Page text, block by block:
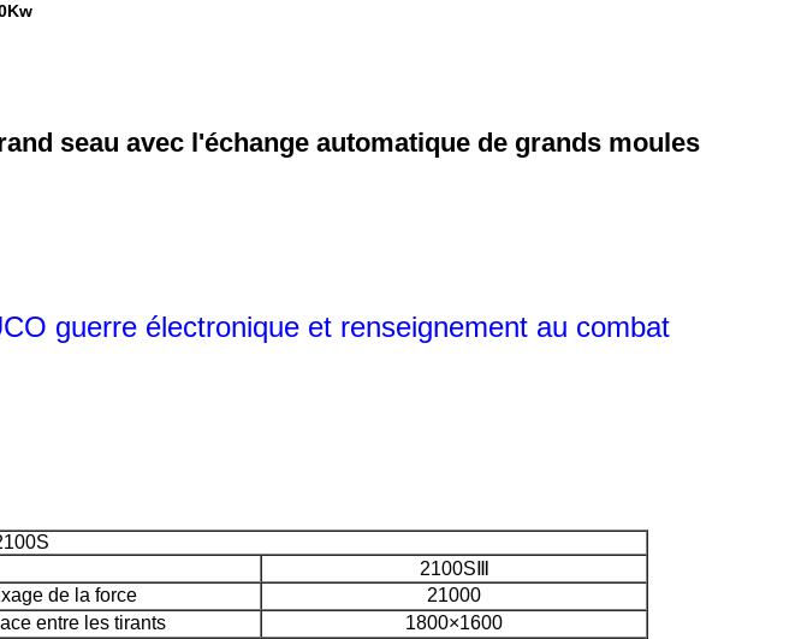
seau avec l'échange automatique de grands moules
guerre électronique et renseignement au combat
2100SⅢ
de la force
21000
entre les tirants
1800×1600